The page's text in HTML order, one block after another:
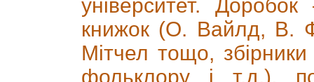
університет.
книжок (О. Вайлд, В.
Мітчел тощо, збірники
фольклору і т.д.),